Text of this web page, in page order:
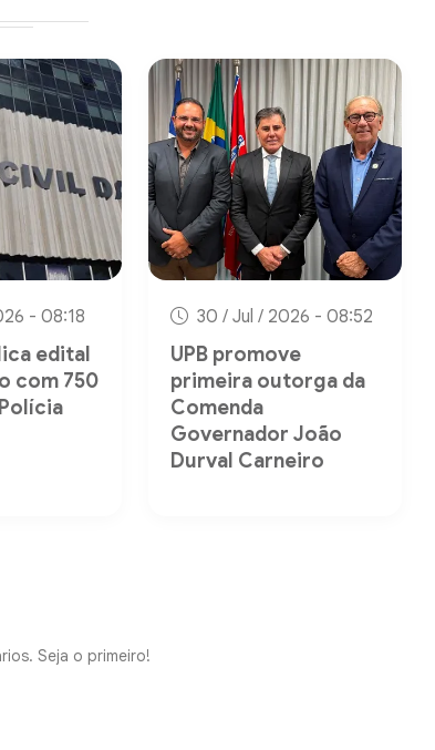
- 08:18
edital
com 750
30 / Jul / 2026 - 08:52
UPB promove
primeira outorga da
Comenda
Governador João
Durval Carneiro
Seja o primeiro!